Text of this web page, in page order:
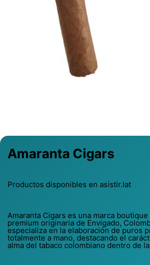
Amaranta Cigars
Productos disponibles en asistir.lat
Amaranta Cigars es una marca boutique
premium originaria de Envigado,
especializa en la elaboración de puros
totalmente a mano, destacando el
alma del tabaco colombiano dentro de